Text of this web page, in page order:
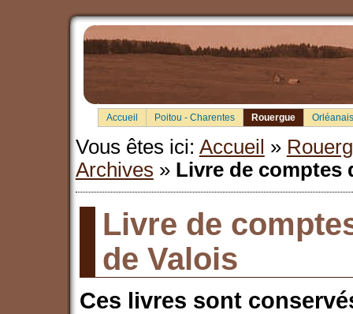
Accueil Poitou - Charentes Rouergue
Vous êtes ici: Accueil »
Archives » Livre de comptes
Livre de
de Valois
Ces livres sont